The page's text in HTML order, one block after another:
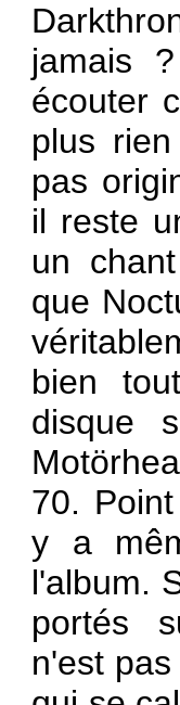
jamais
écouter
plus
pas
il reste
un
que
bien
disque
70.
y a
l'album.
portés
n'est